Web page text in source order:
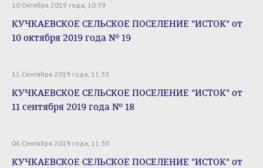
10 Октября 2019 года, 10:39
КУЧКАЕВСКОЕ СЕЛЬСКОЕ ПОСЕЛЕНИЕ "ИСТОК" от
10 октября 2019 года № 19
11 Сентября 2019 года, 11:33
КУЧКАЕВСКОЕ СЕЛЬСКОЕ ПОСЕЛЕНИЕ "ИСТОК" от
11 сентября 2019 года № 18
06 Сентября 2019 года, 11:30
КУЧКАЕВСКОЕ СЕЛЬСКОЕ ПОСЕЛЕНИЕ "ИСТОК" от